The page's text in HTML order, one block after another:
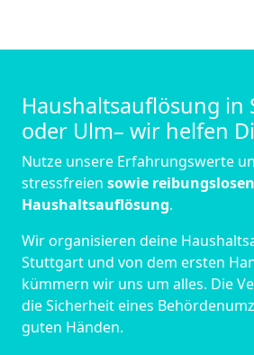
Haushaltsauflösung in
oder Ulm– wir helfen
Nutze unsere Erfahrungswerte
stressfreien sowie reibungslosen
Haushaltsauflösung.
Wir organisieren deine
Stuttgart und von dem ersten
kümmern wir uns um alles. Die
die Sicherheit eines
guten Händen.